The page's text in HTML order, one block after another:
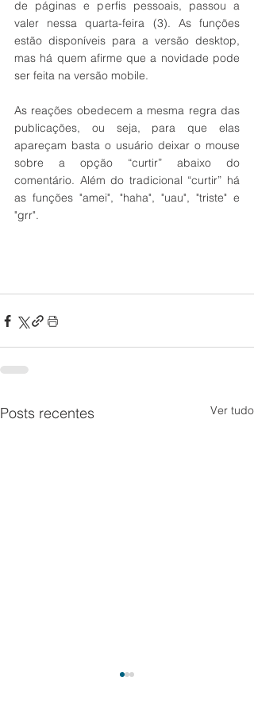
de páginas e perfis pessoais, passou a
valer nessa quarta-feira (3). As funções
estão disponíveis para a versão desktop,
mas há quem afirme que a novidade pode
ser feita na versão mobile.
As reações obedecem a mesma regra das
publicações, ou seja, para que elas
apareçam basta o usuário deixar o mouse
sobre a opção “curtir” abaixo do
comentário. Além do tradicional “curtir” há
as funções "amei", "haha", "uau", "triste" e
"grr".
Posts recentes Ver tudo